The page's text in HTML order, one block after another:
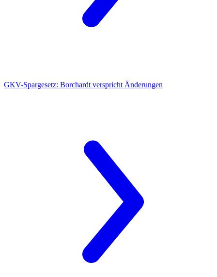
GKV-Spargesetz: Borchardt verspricht Änderungen